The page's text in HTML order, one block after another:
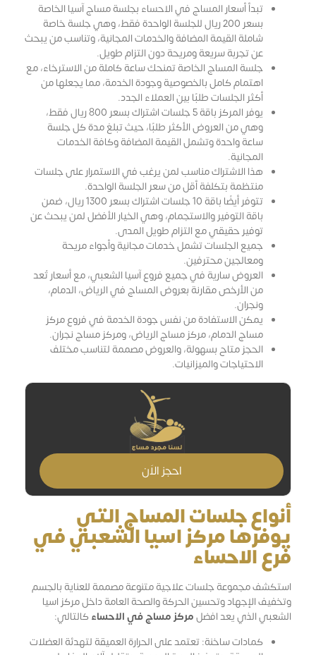
تبدأ أسعار المساج في الاحساء بجلسة مساج آسيا الخاصة
بسعر 200 ريال للجلسة الواحدة فقط، وهي جلسة خاصة
شاملة القيمة المضافة والخدمات المجانية، وتناسب من يبحث
عن تجربة سريعة ومريحة دون التزام طويل.
جلسة المساج الخاصة تمنحك ساعة كاملة من الاسترخاء، مع
اهتمام كامل بالخصوصية وجودة الخدمة، مما يجعلها من
أكثر الجلسات طلبًا بين العملاء الجدد.
يوفر المركز باقة 5 جلسات اشتراك بسعر 800 ريال فقط،
وهي من العروض الأكثر طلبًا، حيث تبلغ مدة كل جلسة
ساعة واحدة وتشمل القيمة المضافة وكافة الخدمات
المجانية.
هذا الاشتراك مناسب لمن يرغب في الاستمرار على جلسات
منتظمة بتكلفة أقل من سعر الجلسة الواحدة.
تتوفر أيضًا باقة 10 جلسات اشتراك بسعر 1300 ريال، ضمن
باقة التوفير والاستجمام، وهي الخيار الأفضل لمن يبحث عن
توفير حقيقي مع التزام طويل المدى.
جميع الجلسات تشمل خدمات مجانية وأجواء مريحة
ومعالجين محترفين.
العروض سارية في جميع فروع آسيا الشعبي، مع أسعار تُعد
من الأرخص مقارنة بعروض المساج في الرياض، الدمام،
ونجران.
يمكن الاستفادة من نفس جودة الخدمة في فروع مركز
مساج الدمام، مركز مساج الرياض، ومركز مساج نجران.
الحجز متاح بسهولة، والعروض مصممة لتناسب مختلف
الاحتياجات والميزانيات.
احجز الاَن
أنواع جلسات المساج التي
يوفرها مركز اسيا الشعبي في
فرع الاحساء
استكشف مجموعة جلسات علاجية متنوعة مصممة للعناية بالجسم
وتخفيف الإجهاد وتحسين الحركة والصحة العامة داخل مركز اسيا
الشعبي الذي يعد افضلمركز مساج في الاحساءكالتالي:
كمادات ساخنة: تعتمد على الحرارة العميقة لتهدئة العضلات